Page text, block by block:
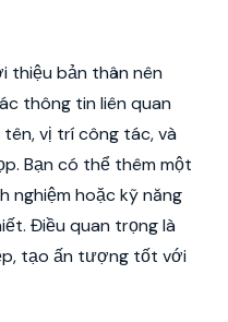
thiệu bản thân nên
thông tin liên quan
vị trí công tác, và
Bạn có thể thêm một
nghiệm hoặc kỹ năng
Điều quan trọng là
tạo ấn tượng tốt với